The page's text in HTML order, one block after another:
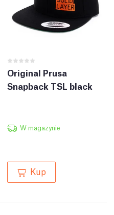
Original Prusa
Snapback TSL black
W magazynie
Kup